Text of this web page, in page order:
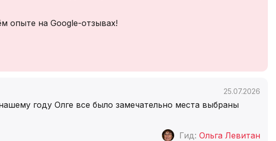
опыте на Google-отзывах!
25.07.2026
году Олге все было замечательно места выбраны
Гид: Ольга Левитан